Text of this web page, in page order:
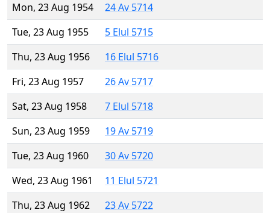
Mon, 23 Aug 1954
24 Av 5714
Tue, 23 Aug 1955
5 Elul 5715
Thu, 23 Aug 1956
16 Elul 5716
Fri, 23 Aug 1957
26 Av 5717
Sat, 23 Aug 1958
7 Elul 5718
Sun, 23 Aug 1959
19 Av 5719
Tue, 23 Aug 1960
30 Av 5720
Wed, 23 Aug 1961
11 Elul 5721
Thu, 23 Aug 1962
23 Av 5722